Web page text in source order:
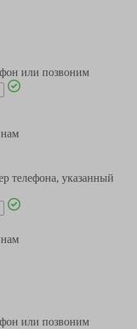
или позвоним
телефона, указанный
или позвоним